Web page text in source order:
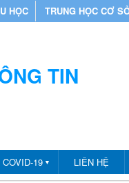
HỌC TRUNG HỌC CƠ
TIN
19 ▼ LIÊN HỆ